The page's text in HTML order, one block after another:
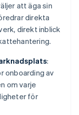
att äga sin
direkta
direkt inblick
:
onboarding av
om varje
för